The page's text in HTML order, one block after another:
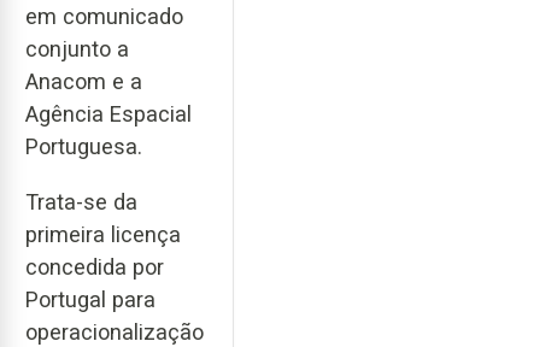
em comunicado
conjunto a
Anacom e a
Agência Espacial
Portuguesa.
Trata-se da
primeira licença
concedida por
Portugal para
operacionalização